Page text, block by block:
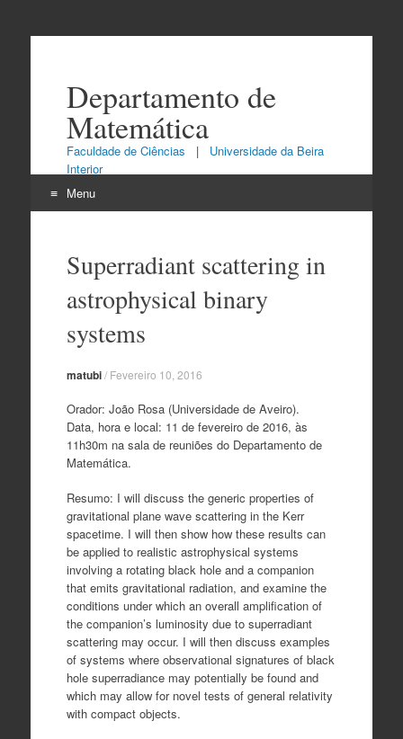
Departamento de
Matemática
Faculdade de Ciências |
Universidade da Beira
Interior
Menu
contentSuperradiant scattering in
astrophysical binary
systems
matubi/ Fevereiro 10, 2016
Orador: João Rosa (Universidade de Aveiro).
Data, hora e local: 11 de fevereiro de 2016, às
11h30m na sala de reuniões do Departamento de
Matemática.
Resumo: I will discuss the generic properties of
gravitational plane wave scattering in the Kerr
spacetime. I will then show how these results can
be applied to realistic astrophysical systems
involving a rotating black hole and a companion
that emits gravitational radiation, and examine the
conditions under which an overall amplification of
the companion’s luminosity due to superradiant
scattering may occur. I will then discuss examples
of systems where observational signatures of black
hole superradiance may potentially be found and
which may allow for novel tests of general relativity
with compact objects.